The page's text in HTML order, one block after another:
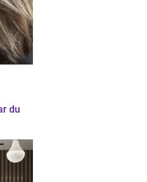
du